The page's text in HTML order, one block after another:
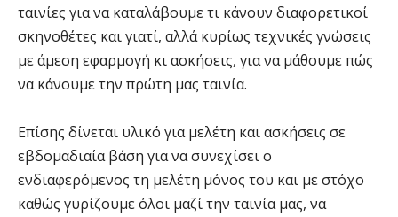
ταινίες για να καταλάβουμε τι κάνουν διαφορετικοί
σκηνοθέτες και γιατί, αλλά κυρίως τεχνικές γνώσεις
με άμεση εφαρμογή κι ασκήσεις, για να μάθουμε πώς
να κάνουμε την πρώτη μας ταινία.
Επίσης δίνεται υλικό για μελέτη και ασκήσεις σε
εβδομαδιαία βάση για να συνεχίσει ο
ενδιαφερόμενος τη μελέτη μόνος του και με στόχο
καθώς γυρίζουμε όλοι μαζί την ταινία μας, να